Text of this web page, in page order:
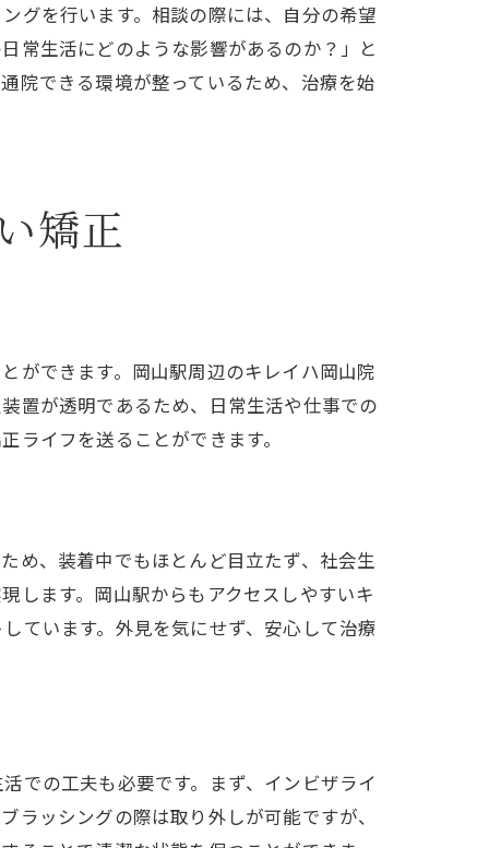
グを行います。相談の際には、自分の希望
常生活にどのような影響があるのか？」と
院できる環境が整っているため、治療を始
矯正
ができます。岡山駅周辺のキレイハ岡山院
置が透明であるため、日常生活や仕事での
イフを送ることができます。
め、装着中でもほとんど目立たず、社会生
します。岡山駅からもアクセスしやすいキ
ています。外見を気にせず、安心して治療
での工夫も必要です。まず、インビザライ
ッシングの際は取り外しが可能ですが、